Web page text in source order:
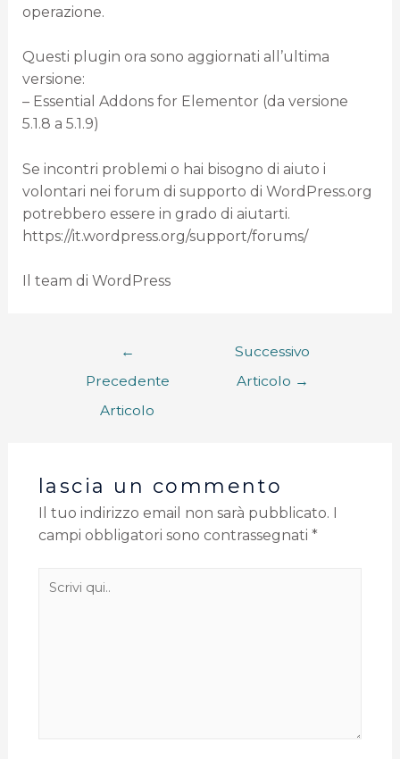
operazione.
Questi plugin ora sono aggiornati all’ultima
versione:
– Essential Addons for Elementor (da versione
5.1.8 a 5.1.9)
Se incontri problemi o hai bisogno di aiuto i
volontari nei forum di supporto di WordPress.org
potrebbero essere in grado di aiutarti.
https://it.wordpress.org/support/forums/
Il team di WordPress
←
Precedente
Articolo
Successivo
Articolo →
lascia un commento
Il tuo indirizzo email non sarà pubblicato.
campi obbligatori sono contrassegnati *